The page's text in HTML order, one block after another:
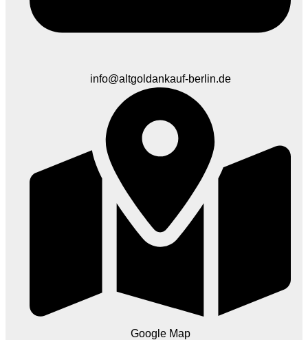
info@altgoldankauf-berlin.de
Google Map